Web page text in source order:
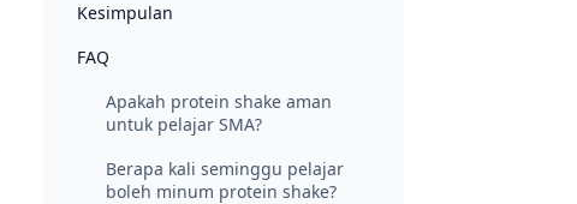
Kesimpulan
FAQ
Apakah protein shake aman
untuk pelajar SMA?
Berapa kali seminggu pelajar
boleh minum protein shake?